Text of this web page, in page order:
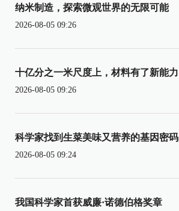
纳米制造，探索微观世界的无限可能
2026-08-05 09:26
十亿分之一米尺度上，材料有了新能力
2026-08-05 09:26
科学家找到生菜美味又营养的基因密码
2026-08-05 09:24
我国科学家首获威廉·诺德伯格奖章